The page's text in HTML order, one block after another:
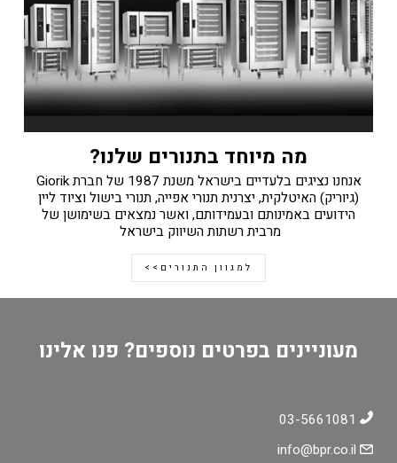
מה מיוחד בתנורים שלנו?
אנחנו נציגים בלעדיים בישראל משנת 1987 של חברת Giorik
(גיוריק) האיטלקית, יצרנית תנורי אפייה, תנורי בישול וציוד ליין
הידועים באמינותם ובעמידותם, ואשר נמצאים בשימושן של
מרבית רשתות השיווק בישראל
למגוון התנורים>>
מעוניינים בפרטים נוספים? פנו אלינו